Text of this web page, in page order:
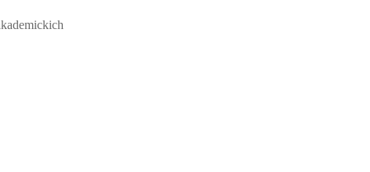
Andrzej Rozmus - otwiera się w nowym oknie